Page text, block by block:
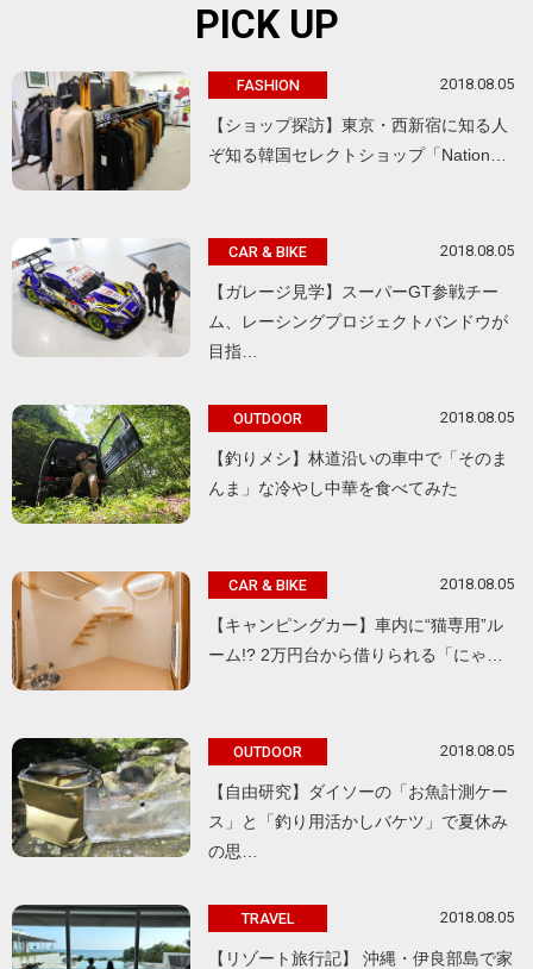
PICK UP
FASHION 2018.08.05
【ショップ探訪】東京・西新宿に知る人
ぞ知る韓国セレクトショップ「Nation…
CAR & BIKE 2018.08.05
【ガレージ見学】スーパーGT参戦チー
ム、レーシングプロジェクトバンドウが
目指…
OUTDOOR 2018.08.05
【釣りメシ】林道沿いの車中で「そのま
んま」な冷やし中華を食べてみた
CAR & BIKE 2018.08.05
【キャンピングカー】車内に“猫専用”ル
ーム!? 2万円台から借りられる「にゃ…
OUTDOOR 2018.08.05
【自由研究】ダイソーの「お魚計測ケー
ス」と「釣り用活かしバケツ」で夏休み
の思…
TRAVEL 2018.08.05
【リゾート旅行記】 沖縄・伊良部島で家